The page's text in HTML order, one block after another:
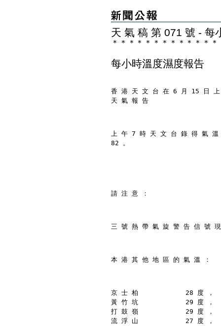
天 氣 稿 第 071 號 - 每
＊ ＊ ＊ ＊ ＊ ＊ ＊ ＊ ＊ ＊ ＊ ＊ ＊
每小時溫度濕度報告
香 港 天 文 台 在 6 月 15 日
天 氣 報 告
上 午 7 時 天 文 台 錄 得 氣
82 。
請 注 意 ：
三 號 熱 帶 氣 旋 警 告 信 號
本 港 其 他 地 區 的 氣 溫 ：
京 士 柏            28 度 ，
黃 竹 坑            29 度 ，
打 鼓 嶺            29 度 ，
流 浮 山            27 度 ，